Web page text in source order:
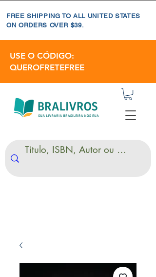
FREE SHIPPING TO ALL UNITED STATES
ON ORDERS OVER $39.
USE O CÓDIGO:
QUEROFRETEFREE